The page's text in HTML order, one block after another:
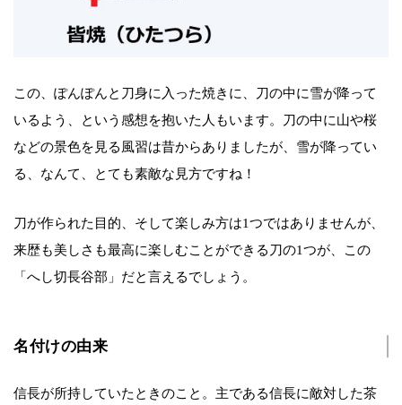
この、ぽんぽんと刀身に入った焼きに、刀の中に雪が降って
いるよう、という感想を抱いた人もいます。刀の中に山や桜
などの景色を見る風習は昔からありましたが、雪が降ってい
る、なんて、とても素敵な見方ですね！
刀が作られた目的、そして楽しみ方は1つではありませんが、
来歴も美しさも最高に楽しむことができる刀の1つが、この
「へし切長谷部」だと言えるでしょう。
名付けの由来
信長が所持していたときのこと。主である信長に敵対した茶